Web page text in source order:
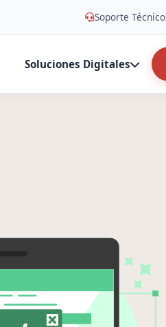
Soporte Técnico
Soluciones Digitales